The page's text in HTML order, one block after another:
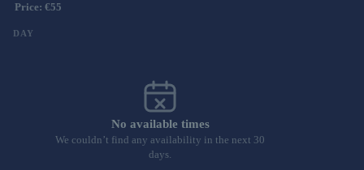
Price: €55
DAY
No available times
We couldn’t find any availability in the next 30
days.